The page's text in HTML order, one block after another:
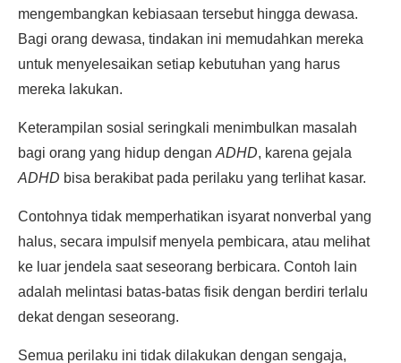
mengembangkan kebiasaan tersebut hingga dewasa.
Bagi orang dewasa, tindakan ini memudahkan mereka
untuk menyelesaikan setiap kebutuhan yang harus
mereka lakukan.
Keterampilan sosial seringkali menimbulkan masalah
bagi orang yang hidup dengan ADHD, karena gejala
ADHD bisa berakibat pada perilaku yang terlihat kasar.
Contohnya tidak memperhatikan isyarat nonverbal yang
halus, secara impulsif menyela pembicara, atau melihat
ke luar jendela saat seseorang berbicara. Contoh lain
adalah melintasi batas-batas fisik dengan berdiri terlalu
dekat dengan seseorang.
Semua perilaku ini tidak dilakukan dengan sengaja,